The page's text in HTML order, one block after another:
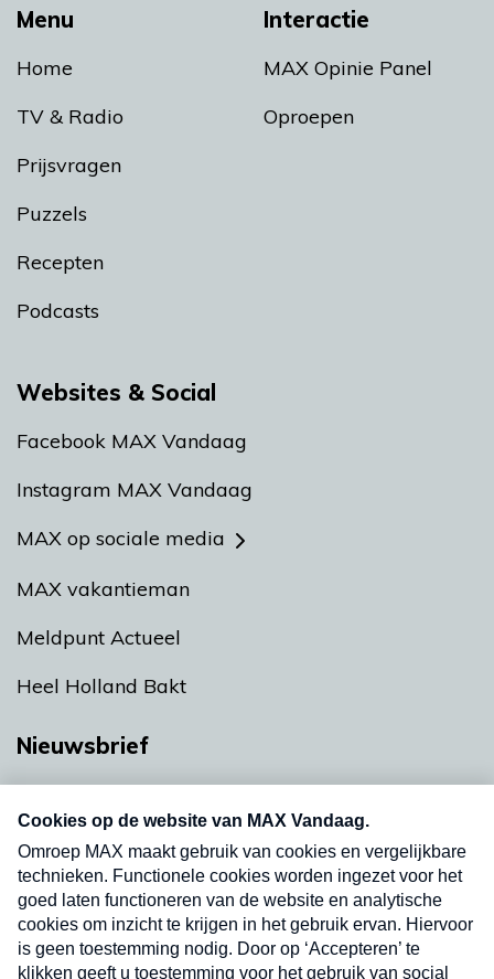
Menu
Home
TV & Radio
Prijsvragen
Puzzels
Recepten
Podcasts
Interactie
MAX Opinie Panel
Oproepen
Websites & Social
Facebook MAX Vandaag
Instagram MAX Vandaag
MAX op sociale media
MAX vakantieman
Meldpunt Actueel
Heel Holland Bakt
Nieuwsbrief
nieuwsbrief. Elke vrijdag- en dinsdagochtend in
uw mailbox.
Verzend